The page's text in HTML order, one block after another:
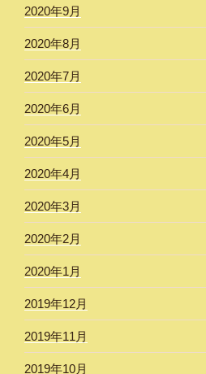
2020年9月
2020年8月
2020年7月
2020年6月
2020年5月
2020年4月
2020年3月
2020年2月
2020年1月
2019年12月
2019年11月
2019年10月